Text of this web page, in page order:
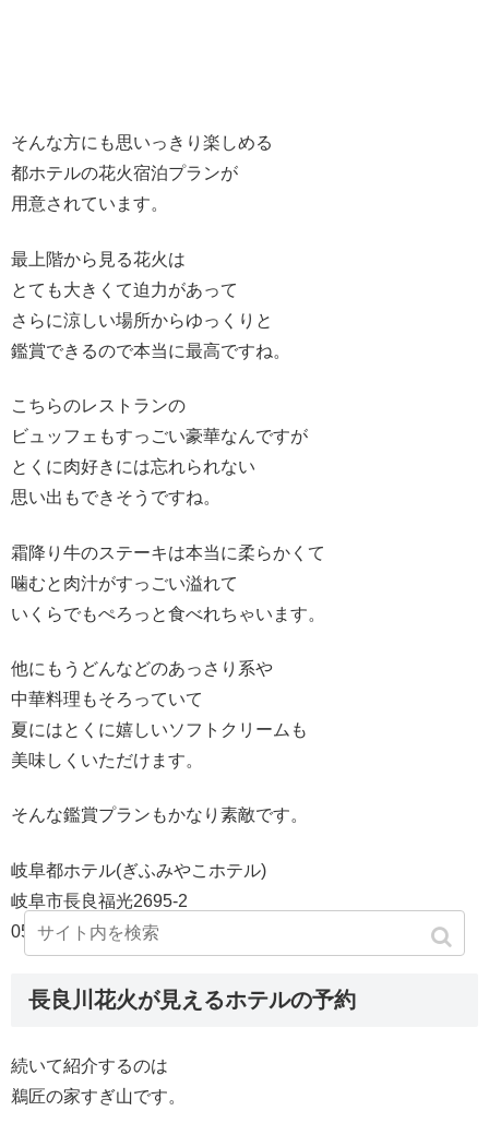
そんな方にも思いっきり楽しめる
都ホテルの花火宿泊プランが
用意されています。
最上階から見る花火は
とても大きくて迫力があって
さらに涼しい場所からゆっくりと
鑑賞できるので本当に最高ですね。
こちらのレストランの
ビュッフェもすっごい豪華なんですが
とくに肉好きには忘れられない
思い出もできそうですね。
霜降り牛のステーキは本当に柔らかくて
噛むと肉汁がすっごい溢れて
いくらでもぺろっと食べれちゃいます。
他にもうどんなどのあっさり系や
中華料理もそろっていて
夏にはとくに嬉しいソフトクリームも
美味しくいただけます。
そんな鑑賞プランもかなり素敵です。
岐阜都ホテル(ぎふみやこホテル)
岐阜市長良福光2695-2
058-295-3100
長良川花火が見えるホテルの予約
続いて紹介するのは
鵜匠の家すぎ山です。